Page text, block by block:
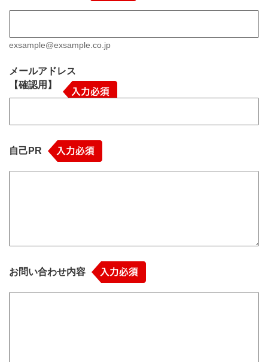
exsample@exsample.co.jp
メールアドレス
【確認用】
自己PR
お問い合わせ内容